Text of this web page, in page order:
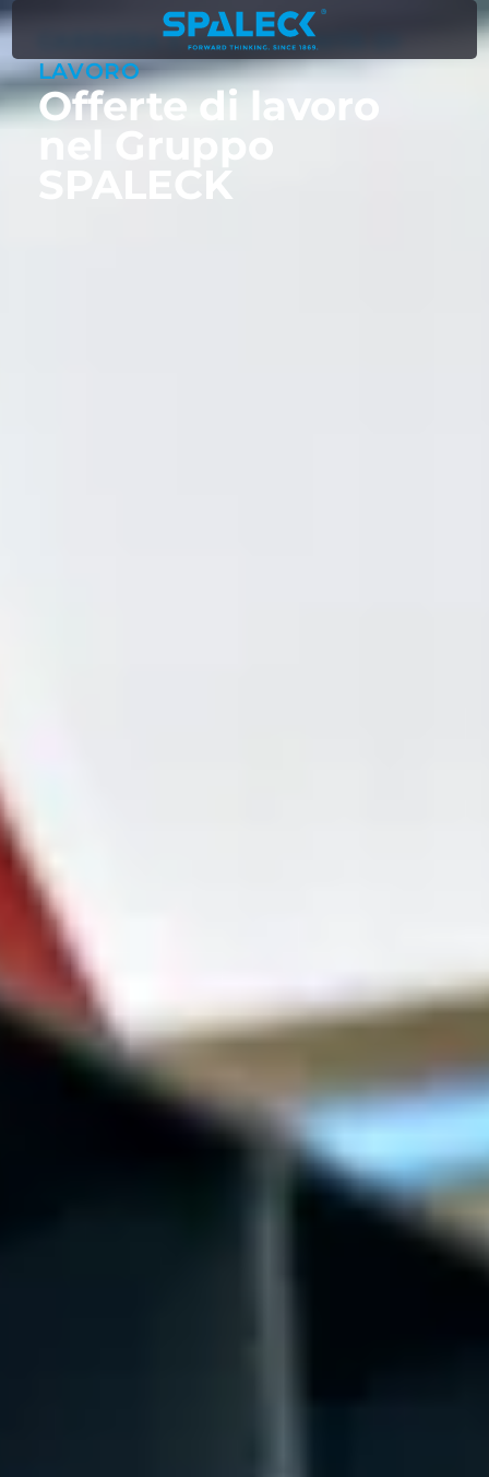
CARRIERA E OPPORTUNITÀ DI
LAVORO
Offerte di lavoro
nel Gruppo
SPALECK